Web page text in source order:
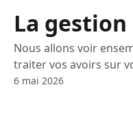
La
Nous allons voir
traiter vos avoirs sur
6 mai 2026